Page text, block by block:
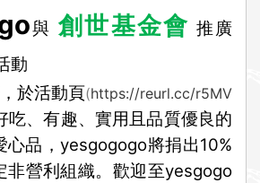
與 創世基金會 推廣
動
於活動頁(https://reurl.cc/r5MV
吃、有趣、實用且品質優良的
心品，yesgogogo將捐出10%
營利組織。 歡迎至yesgogo